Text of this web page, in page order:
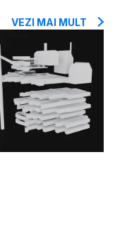
VEZI MAI MULT